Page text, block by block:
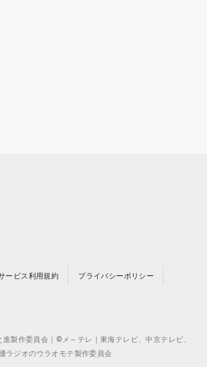
ービス利用規約 プライバシーポリシー
製作委員会｜©メ～テレ｜東海テレビ、中京テレビ、
ラジオのウラオモテ製作委員会